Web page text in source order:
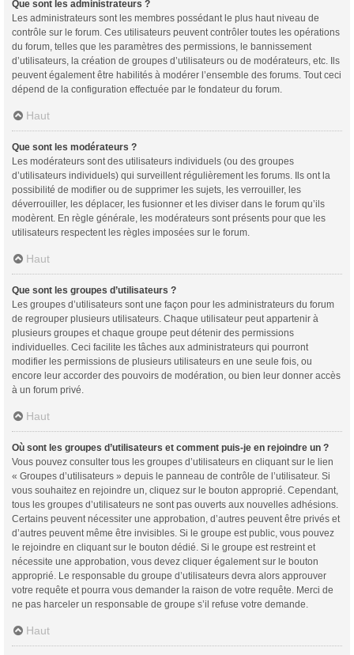
Que sont les administrateurs ?
Les administrateurs sont les membres possédant le plus haut niveau de
contrôle sur le forum. Ces utilisateurs peuvent contrôler toutes les opérations
du forum, telles que les paramètres des permissions, le bannissement
d’utilisateurs, la création de groupes d’utilisateurs ou de modérateurs, etc. Ils
peuvent également être habilités à modérer l’ensemble des forums. Tout ceci
dépend de la configuration effectuée par le fondateur du forum.
Haut
Que sont les modérateurs ?
Les modérateurs sont des utilisateurs individuels (ou des groupes
d’utilisateurs individuels) qui surveillent régulièrement les forums. Ils ont la
possibilité de modifier ou de supprimer les sujets, les verrouiller, les
déverrouiller, les déplacer, les fusionner et les diviser dans le forum qu’ils
modèrent. En règle générale, les modérateurs sont présents pour que les
utilisateurs respectent les règles imposées sur le forum.
Haut
Que sont les groupes d’utilisateurs ?
Les groupes d’utilisateurs sont une façon pour les administrateurs du forum
de regrouper plusieurs utilisateurs. Chaque utilisateur peut appartenir à
plusieurs groupes et chaque groupe peut détenir des permissions
individuelles. Ceci facilite les tâches aux administrateurs qui pourront
modifier les permissions de plusieurs utilisateurs en une seule fois, ou
encore leur accorder des pouvoirs de modération, ou bien leur donner accès
à un forum privé.
Haut
Où sont les groupes d’utilisateurs et comment puis-je en rejoindre un ?
Vous pouvez consulter tous les groupes d’utilisateurs en cliquant sur le lien
« Groupes d’utilisateurs » depuis le panneau de contrôle de l’utilisateur. Si
vous souhaitez en rejoindre un, cliquez sur le bouton approprié. Cependant,
tous les groupes d’utilisateurs ne sont pas ouverts aux nouvelles adhésions.
Certains peuvent nécessiter une approbation, d’autres peuvent être privés et
d’autres peuvent même être invisibles. Si le groupe est public, vous pouvez
le rejoindre en cliquant sur le bouton dédié. Si le groupe est restreint et
nécessite une approbation, vous devez cliquer également sur le bouton
approprié. Le responsable du groupe d’utilisateurs devra alors approuver
votre requête et pourra vous demander la raison de votre requête. Merci de
ne pas harceler un responsable de groupe s’il refuse votre demande.
Haut